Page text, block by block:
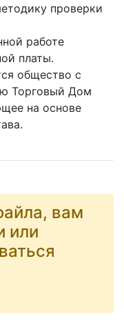
проверки
работе
платы.
общество с
Торговый Дом
на основе
вам
или